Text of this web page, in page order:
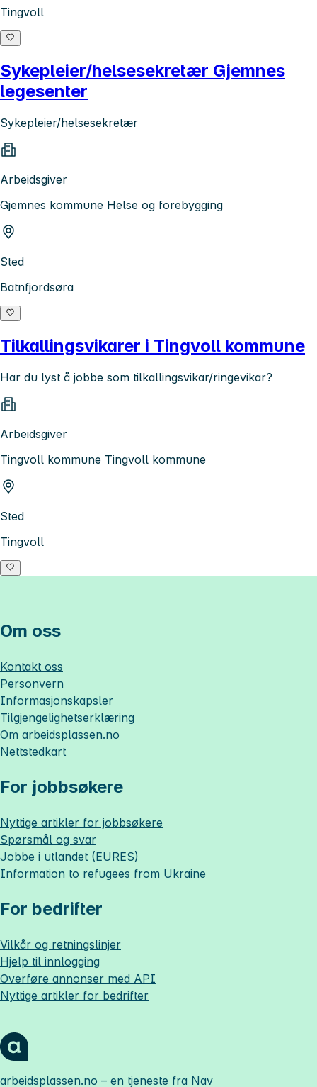
Tingvoll
Sykepleier/helsesekretær Gjemnes
legesenter
Sykepleier/helsesekretær
Arbeidsgiver
Gjemnes kommune Helse og forebygging
Sted
Batnfjordsøra
Tilkallingsvikarer i Tingvoll kommune
Har du lyst å jobbe som tilkallingsvikar/ringevikar?
Arbeidsgiver
Tingvoll kommune Tingvoll kommune
Sted
Tingvoll
Om oss
Kontakt oss
Personvern
Informasjonskapsler
Tilgjengelighetserklæring
Om arbeidsplassen.no
Nettstedkart
For jobbsøkere
Nyttige artikler for jobbsøkere
Spørsmål og svar
Jobbe i utlandet (EURES)
Information to refugees from Ukraine
For bedrifter
Vilkår og retningslinjer
Hjelp til innlogging
Overføre annonser med API
Nyttige artikler for bedrifter
arbeidsplassen.no – en tjeneste fra Nav